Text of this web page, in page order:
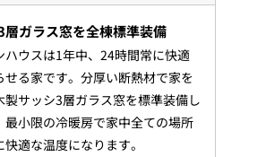
層ガラス窓を全棟標準装備
ハウスは1年中、24時間常に快適
せる家です。分厚い断熱材で家を
製サッシ3層ガラス窓を標準装備し
最小限の冷暖房で家中全ての場所
適な温度になります。